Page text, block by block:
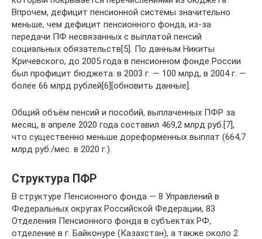
Впрочем, дефицит пенсионной системы значительно
меньше, чем дефицит пенсионного фонда, из-за
передачи ПФ несвязанных с выплатой пенсий
социальных обязательств[5]. По данным Никиты
Кричевского, до 2005 года в пенсионном фонде России
был профицит бюджета: в 2003 г. — 100 млрд, в 2004 г. —
более 66 млрд рублей[6][обновить данные].
Общий объём пенсий и пособий, выплаченных ПФР за
месяц, в апреле 2020 года составил 469,2 млрд руб.[7],
что существенно меньше дореформенных выплат (664,7
млрд руб./мес. в 2020 г.).
Структура ПФР
В структуре Пенсионного фонда — 8 Управлений в
Федеральных округах Российской Федерации, 83
Отделения Пенсионного фонда в субъектах РФ,
отделение в г. Байконуре (Казахстан), а также около 2